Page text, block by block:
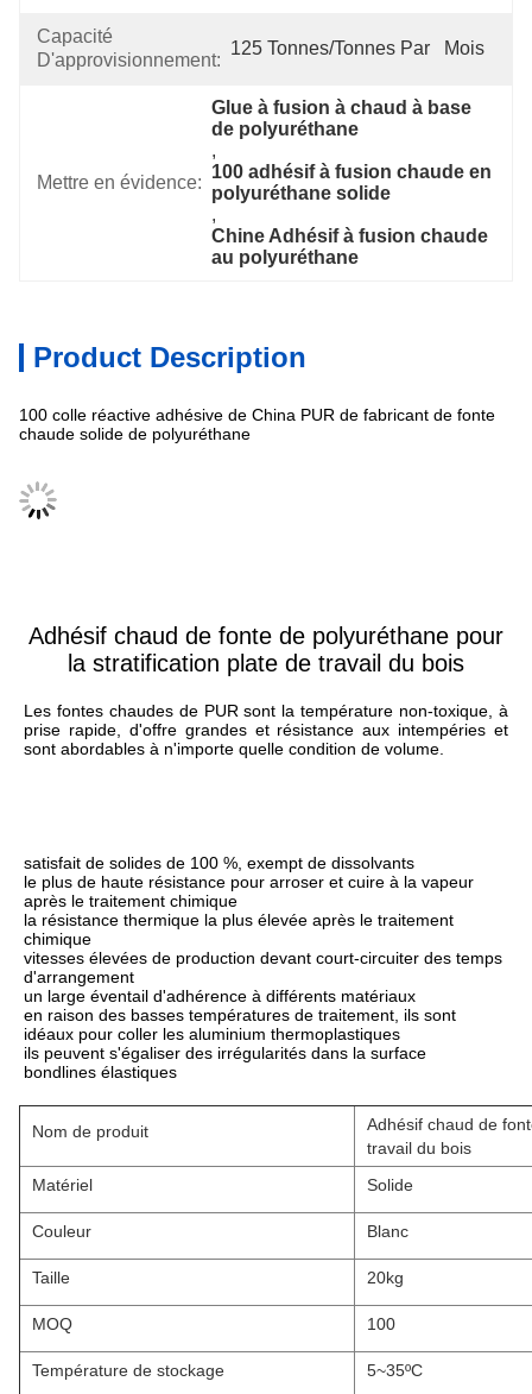
Capacité
D'approvisionnement:
125 Tonnes/tonnes Par   Mois
Mettre en évidence:
Glue à fusion à chaud à base
de polyuréthane
,
100 adhésif à fusion chaude en
polyuréthane solide
,
Chine Adhésif à fusion chaude
au polyuréthane
Product Description
100 colle réactive adhésive de China PUR de fabricant de fonte
chaude solide de polyuréthane
Adhésif chaud de fonte de polyuréthane pour
la stratification plate de travail du bois
Les fontes chaudes de PUR sont la température non-toxique, à
prise rapide, d'offre grandes et résistance aux intempéries et
sont abordables à n'importe quelle condition de volume.
satisfait de solides de 100 %, exempt de dissolvants
le plus de haute résistance pour arroser et cuire à la vapeur
après le traitement chimique
la résistance thermique la plus élevée après le traitement
chimique
vitesses élevées de production devant court-circuiter des temps
d'arrangement
un large éventail d'adhérence à différents matériaux
en raison des basses températures de traitement, ils sont
idéaux pour coller les aluminium thermoplastiques
ils peuvent s'égaliser des irrégularités dans la surface
bondlines élastiques
Nom de produit
Adhésif chaud de
travail du bois
Matériel
Solide
Couleur Blanc
Taille 20kg
MOQ 100
Température de stockage 5~35ºC